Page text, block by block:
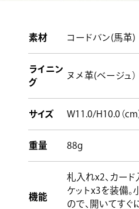
素材 コードバン(馬革)
ライニン
グ
ヌメ革(ベージュ）
サイズ W11.0/H10.0（cm
重量 88g
機能
札入れx2、カード
ケットx3を装備
ので、開いてす